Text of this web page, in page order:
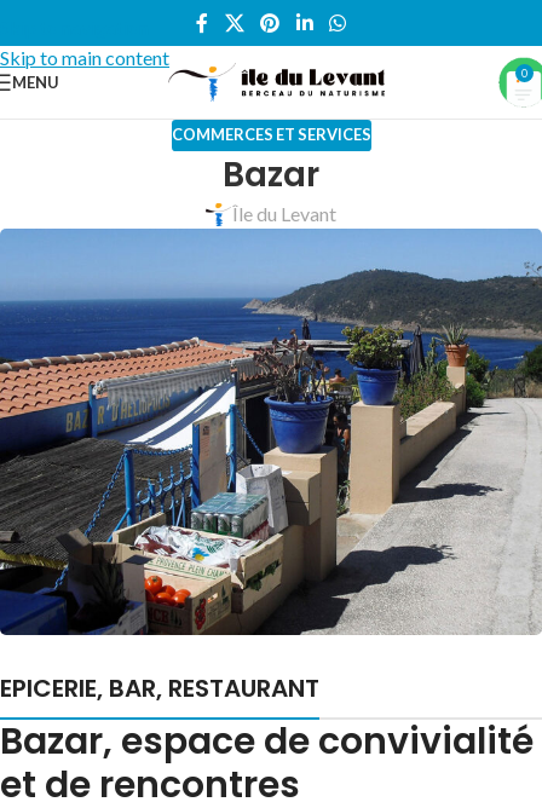
Skip to main content
MENU 0
COMMERCES ET SERVICES
Bazar
Île du Levant
EPICERIE, BAR, RESTAURANT
Bazar, espace de convivialité
et de rencontres